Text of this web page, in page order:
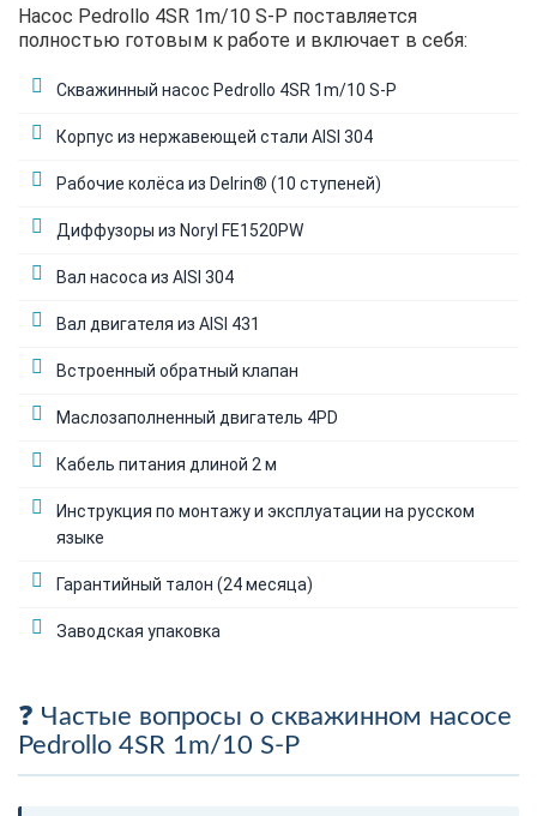
Насос Pedrollo 4SR 1m/10 S-P поставляется
полностью готовым к работе и включает в себя:
Скважинный насос Pedrollo 4SR 1m/10 S-P
Корпус из нержавеющей стали AISI 304
Рабочие колёса из Delrin® (10 ступеней)
Диффузоры из Noryl FE1520PW
Вал насоса из AISI 304
Вал двигателя из AISI 431
Встроенный обратный клапан
Маслозаполненный двигатель 4PD
Кабель питания длиной 2 м
Инструкция по монтажу и эксплуатации на русском
языке
Гарантийный талон (24 месяца)
Заводская упаковка
Частые вопросы о скважинном насосе
Pedrollo 4SR 1m/10 S-P